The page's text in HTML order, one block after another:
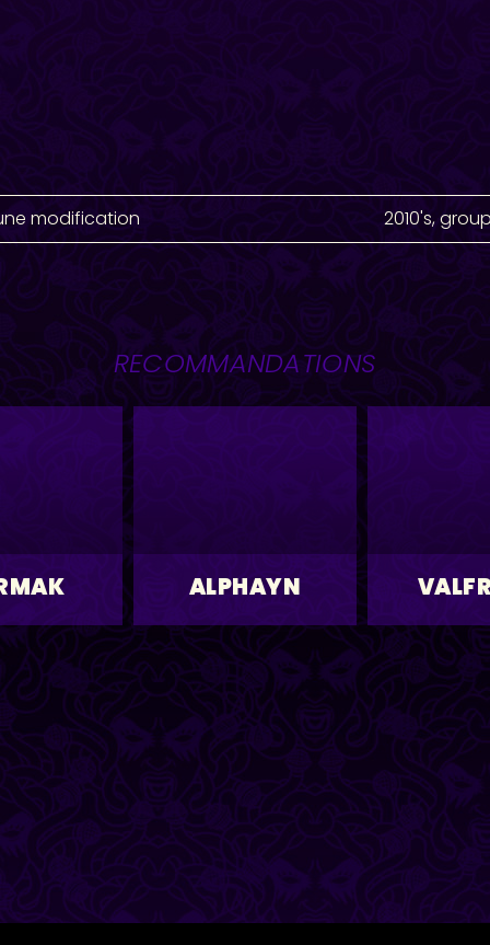
modification 2010's,
RECOMMANDATIONS
ALPHAYN